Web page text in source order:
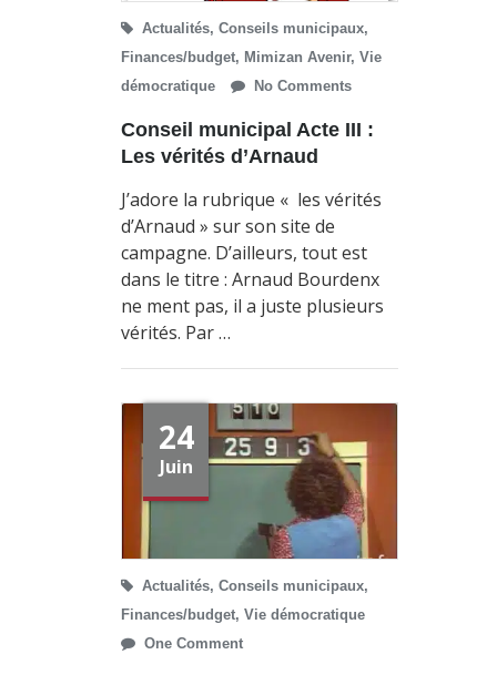
Actualités, Conseils municipaux,
Finances/budget, Mimizan Avenir, Vie
démocratique
No Comments
Conseil municipal Acte III :
Les vérités d’Arnaud
J’adore la rubrique « les vérités
d’Arnaud » sur son site de
campagne. D’ailleurs, tout est
dans le titre : Arnaud Bourdenx
ne ment pas, il a juste plusieurs
vérités. Par …
24
Juin
Actualités, Conseils municipaux,
Finances/budget, Vie démocratique
One Comment